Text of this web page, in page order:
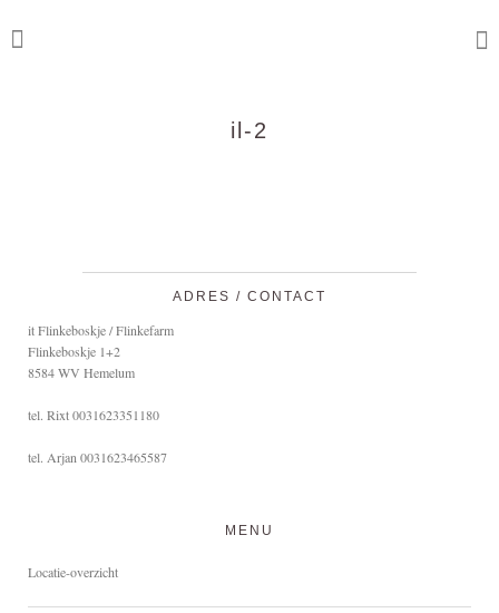
il-2
ADRES / CONTACT
it Flinkeboskje / Flinkefarm
Flinkeboskje 1+2
8584 WV Hemelum
tel. Rixt 0031623351180
tel. Arjan 0031623465587
MENU
Locatie-overzicht